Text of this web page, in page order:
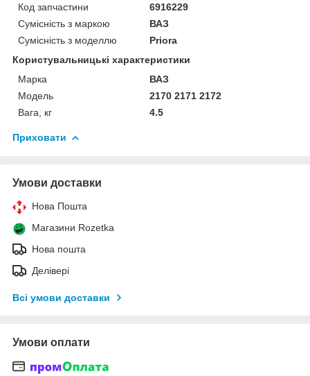
Код запчастини
6916229
Сумісність з маркою
ВАЗ
Сумісність з моделлю
Priora
Користувальницькі характеристики
Марка
ВАЗ
Модель
2170 2171 2172
Вага, кг
4.5
Приховати
Умови доставки
Нова Пошта
Магазини Rozetka
Нова пошта
Делівері
Всі умови доставки
Умови оплати